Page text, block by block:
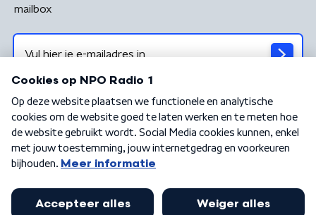
mailbox
Algemene voorwaarden